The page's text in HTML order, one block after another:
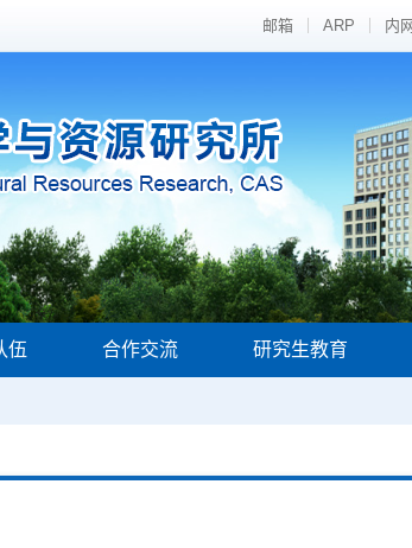
邮箱 ARP 内网
伍 合作交流 研究生教育